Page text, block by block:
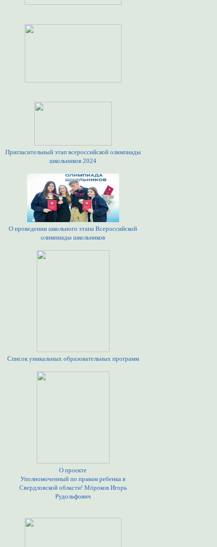
Пригласительный этап всероссийской олимпиады
школьников 2024
О проведении школьного этапа Всероссийской
олимпиады школьников
Список уникальных образовательных программ
О проекте
Уполномоченный по правам ребенка в
Свердловской области! Мóроков Игорь
Рудольфович